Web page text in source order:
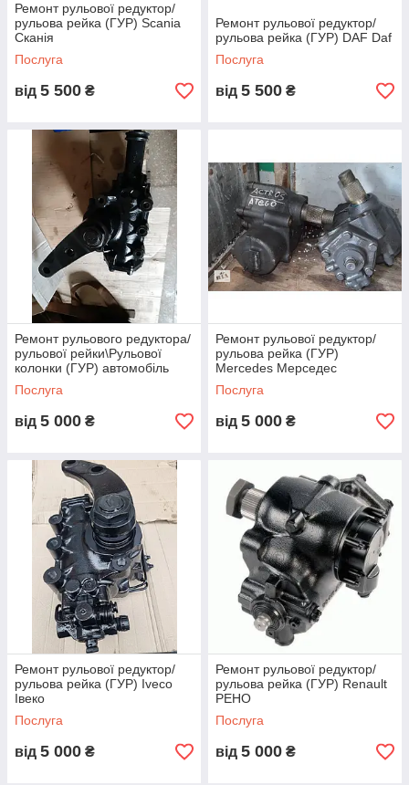
Ремонт рульової редуктор/
рульова рейка (ГУР) Scania
Сканія
Послуга
від 5 500 ₴
Ремонт рульової редуктор/
рульова рейка (ГУР) DAF Daf
Послуга
від 5 500 ₴
Ремонт рульового редуктора/
рульової рейки\Рульової
колонки (ГУР) автомобіль
MAN МАН
Послуга
від 5 000 ₴
Ремонт рульової редуктор/
рульова рейка (ГУР)
Mercedes Мерседес
Послуга
від 5 000 ₴
Ремонт рульової редуктор/
рульова рейка (ГУР) Iveco
Івеко
Послуга
від 5 000 ₴
Ремонт рульової редуктор/
рульова рейка (ГУР) Renault
РЕНО
Послуга
від 5 000 ₴